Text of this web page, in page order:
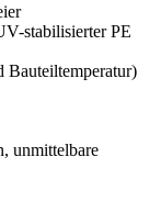
stabilisierter PE
Bauteiltemperatur)
unmittelbare